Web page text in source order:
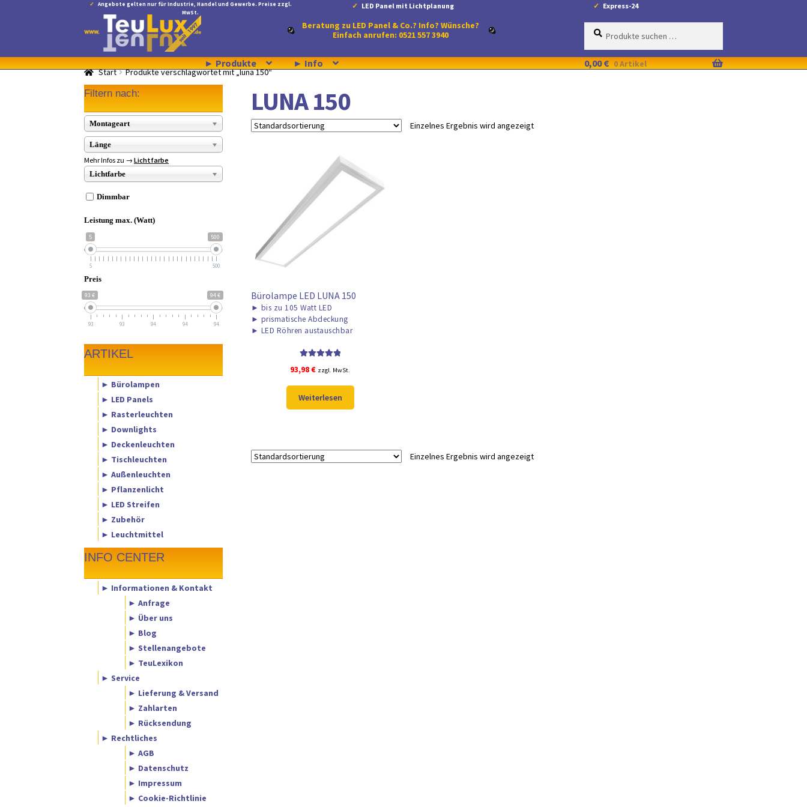
Angebote gelten nur für Industrie, Handel und Gewerbe. Preise zzgl.
MwSt.
LED Panel mit Lichtplanung Express-24
Navigation
springen
Inhalt
springen
Beratung zu LED Panel & Co.? Info? Wünsche?
Einfach anrufen: 0521 557 3940
Suche
Suchen
► Produkte ► Info 0,00€ 0 Artikel
Start Produkte verschlagwortet mit „luna 150“
LUNA 150
Einzelnes Ergebnis wird angezeigt
Bürolampe LED LUNA 150
► bis zu 105 Watt LED
► prismatische Abdeckung
► LED Röhren austauschbar
von 5
93,98€ zzgl. MwSt.
Weiterlesen
Einzelnes Ergebnis wird angezeigt
Filtern nach:
Montageart
Länge
Mehr Infos zu →Lichtfarbe
Lichtfarbe
Dimmbar
Leistung max. (Watt)
5 500
5 500
Preis
93 € 94 €
93 93 94 94 94
ARTIKEL
► Bürolampen
► LED Panels
► Rasterleuchten
► Downlights
► Deckenleuchten
► Tischleuchten
► Außenleuchten
► Pflanzenlicht
► LED Streifen
► Zubehör
► Leuchtmittel
INFO CENTER
► Informationen & Kontakt
► Anfrage
► Über uns
► Blog
► Stellenangebote
► TeuLexikon
► Service
► Lieferung & Versand
► Zahlarten
► Rücksendung
► Rechtliches
► AGB
► Datenschutz
► Impressum
► Cookie-Richtlinie